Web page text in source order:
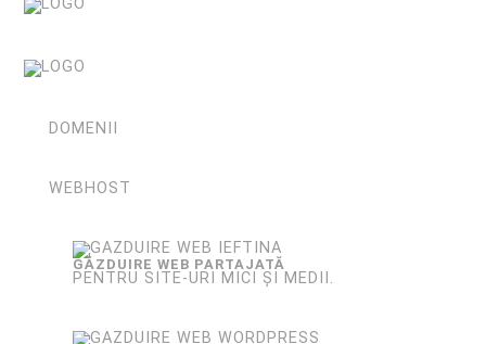
DOMENII
WEBHOST
GĂZDUIRE WEB PARTAJATĂ
PENTRU SITE-URI MICI ȘI MEDII.